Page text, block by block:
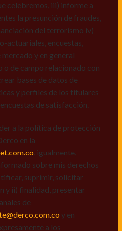
a la política de protección
en la
, igualmente,
sobre mis derechos
suprimir, solicitar
y ii) finalidad, presentar
de
y en
el tratamiento de mis
celebremos, iii) informe a
la presunción de fraudes,
del terrorismo iv)
actuariales, encuestas,
y en general
o de campo relacionado con
bases de datos de
y perfiles de los titulares
de satisfacción.
a la política de protección
en la
, igualmente,
sobre mis derechos
suprimir, solicitar
y ii) finalidad, presentar
de
y en
a los